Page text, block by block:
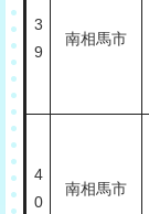
3
9
南相馬市
4
0
南相馬市